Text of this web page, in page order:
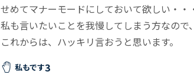
せめてマナーモードにしておいて欲しい・・
私も言いたいことを我慢してしまう方なので、
これからは、ハッキリ言おうと思います。
私もです3